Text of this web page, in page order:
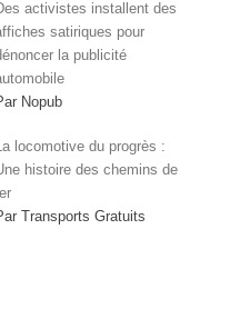
activistes installent des
satiriques pour
la publicité
Nopub
locomotive du progrès :
histoire des chemins de
Transports Gratuits